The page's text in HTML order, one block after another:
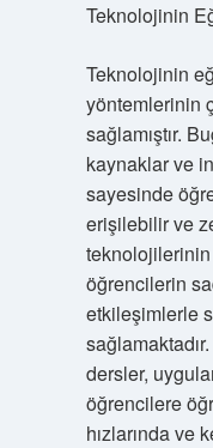
Teknolojinin
Teknolojinin
yöntemlerinin
sağlamıştır.
kaynaklar ve
sayesinde
erişilebilir ve
teknolojilerinin
öğrencilerin
etkileşimlerle
dersler,
öğrencilere
hızlarında ve